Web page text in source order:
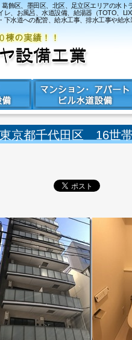
飾区、墨田区、北区、足立区エリアの水
、お風呂、水道設備、給湯器（TOTO、
水道への配管、給水工事、排水工事や給
東京都千代田区 16世